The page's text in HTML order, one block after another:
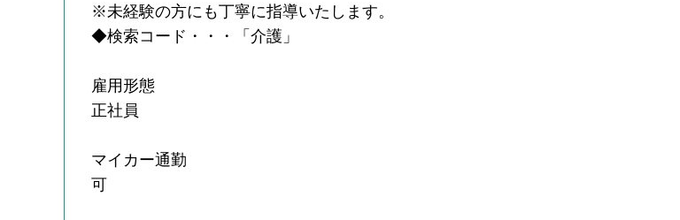
※未経験の方にも丁寧に指導いたします。
◆検索コード・・・「介護」
雇用形態
正社員
マイカー通勤
可